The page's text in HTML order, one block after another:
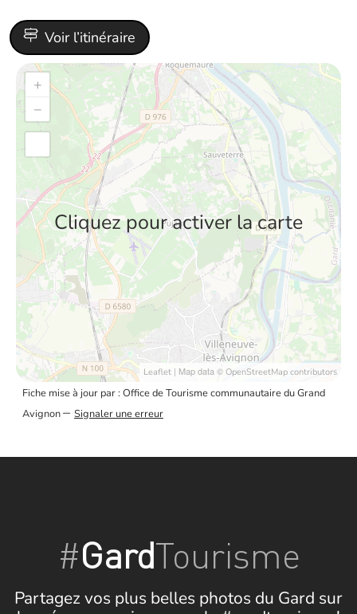
Voir l’itinéraire
Cliquez pour activer la carte
+
−
Leaflet | Map data © OpenStreetMap contributors
Fiche mise à jour par : Office de Tourisme communautaire du Grand
Avignon– Signaler une erreur
#GardTourisme
Partagez vos plus belles photos du Gard sur